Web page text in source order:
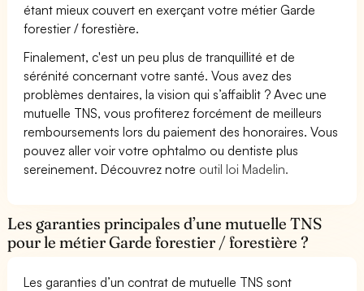
étant mieux couvert en exerçant votre métier Garde
forestier / forestière.
Finalement, c'est un peu plus de tranquillité et de
sérénité concernant votre santé. Vous avez des
problèmes dentaires, la vision qui s’affaiblit ? Avec une
mutuelle TNS, vous profiterez forcément de meilleurs
remboursements lors du paiement des honoraires. Vous
pouvez aller voir votre ophtalmo ou dentiste plus
sereinement. Découvrez notre outil loi Madelin.
Les garanties principales d’une mutuelle TNS
pour le métier Garde forestier / forestière ?
Les garanties d’un contrat de mutuelle TNS sont